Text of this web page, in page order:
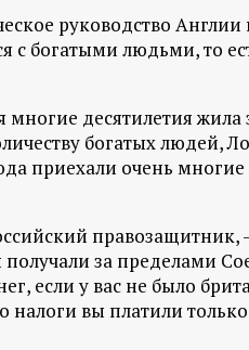
руководство
богатыми людьми, то
десятилетия жила
богатых людей,
приехали очень многие
за пределами
если у вас не было
вы платили